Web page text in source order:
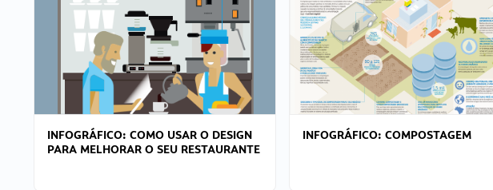
INFOGRÁFICO: COMO USAR O DESIGN
PARA MELHORAR O SEU RESTAURANTE
INFOGRÁFICO: COMPOSTAGEM